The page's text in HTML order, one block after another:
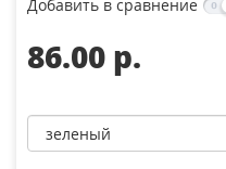
Добавить в сравнение
86.00 p.